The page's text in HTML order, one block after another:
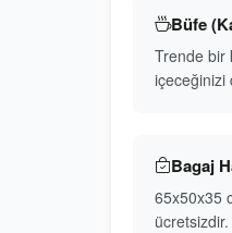
Büfe
Trende bir
içeceğinizi
Bagaj
65x50x35
ücretsizdir.